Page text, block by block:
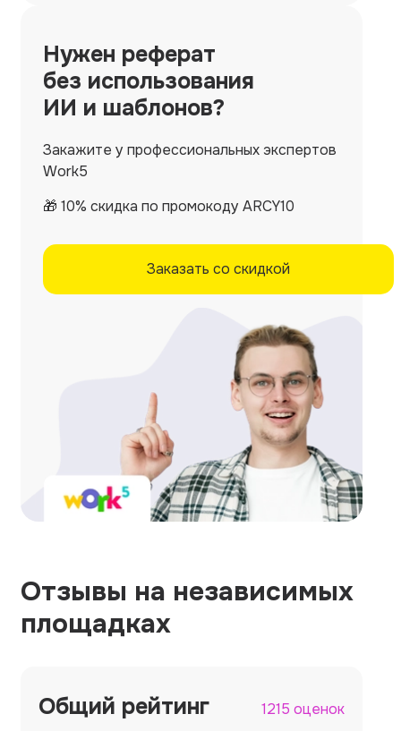
Нужен реферат
без использования
ИИ и шаблонов?
Закажите у профессиональных экспертов
Work5
🎁 10% скидка по промокоду ARCY10
Заказать со скидкой
Отзывы на независимых
площадках
Общий рейтинг 1215 оценок